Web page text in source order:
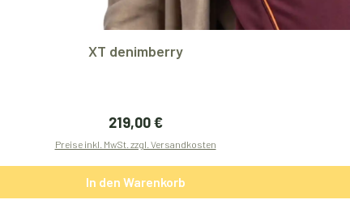
XT denimberry
Regulärer Preis:
219,00 €
Preise inkl. MwSt. zzgl. Versandkosten
In den Warenkorb